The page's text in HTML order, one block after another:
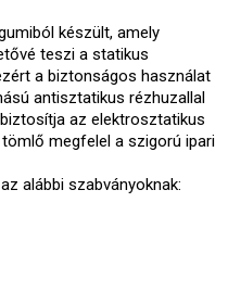
készült, amely
teszi a statikus
a biztonságos használat
antisztatikus rézhuzallal
az elektrosztatikus
megfelel a szigorú ipari
alábbi szabványoknak: